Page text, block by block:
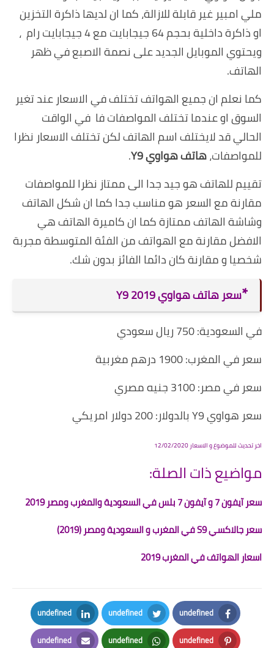
ملي امبير غير قابلة للازالة، كما ان لديها ذاكرة التخزين
او ذاكرة داخلية بحجم 64 جيجابايت مع 4 جيجابايت رام ،
ويحتوي الموبايل الجديد على نصمة الاصبع في ظهر
الهاتف.
كما نعلم ان جميع الهواتف تختلف في الاسعار عند تغير
السوق او عندما تختلف المواصفات فا في الواقت
الحالي قد لايختلف اسم الهاتف لكن تختلف الاسعار نظرا
للمواصفات،هاتف هواوي Y9
.
تقييم للهاتف هو جيد جدا الى ممتاز نظرا للمواصفات
مقارنة مع السعر هو مناسب جدا كما ان شكل الهاتف
وشاشة الهاتف ممتازة كما ان كاميرة الهاتف هي
الافضل مقارنة مع الهواتف من الفئة المتوسطة مجربة
شخصيا و مقارنة كان دائما الفائز بدون شك.
*سعر هاتف هواوي Y9 2019
في السعودية: 750 ريال سعودي
سعر في المغرب: 1900 درهم مغربية
سعر في مصر: 3100 جنيه مصري
سعر هواوي Y9 بالدولار: 200 دولار امريكي
اخر تحديث للموضوع و الاسعار 12/02/2020
مواضيع ذات الصلة:
سعر آيفون 7 و آيفون 7 بلس في السعودية والمغرب ومصر 2019
سعر جالاكسي S9 في المغرب و السعودية ومصر (2019)
اسعار الهواتف في المغرب 2019
undefined
Facebook
undefined
Twitter
undefined
LinkedIn
undefined
undefined
undefined